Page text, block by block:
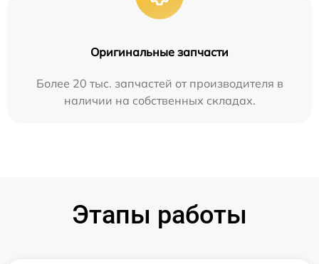
Оригинальные запчасти
Более 20 тыс. запчастей от производителя в
наличии на собственных складах.
Этапы работы